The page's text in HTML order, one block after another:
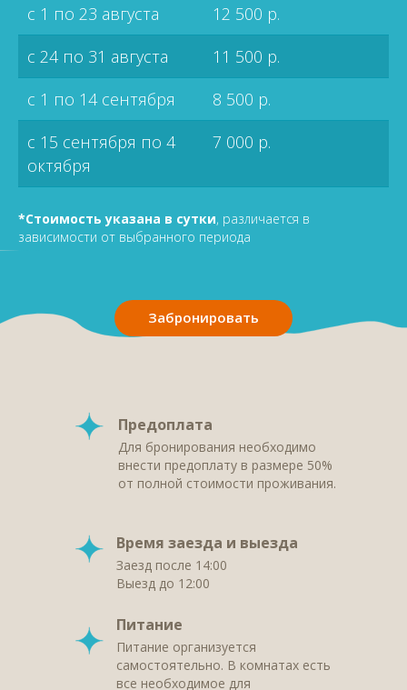
с 1 по 23 августа
12 500 р.
с 24 по 31 августа
11 500 р.
с 1 по 14 сентября
8 500 р.
с 15 сентября по 4
октября
7 000 р.
*Стоимость указана в сутки, различается в
зависимости от выбранного периода
Забронировать
Питание
Питание организуется
самостоятельно. В комнатах есть
все необходимое для
Время заезда и выезда
Заезд после 14:00
Выезд до 12:00
Предоплата
Для бронирования необходимо
внести предоплату в размере 50%
от полной стоимости проживания.